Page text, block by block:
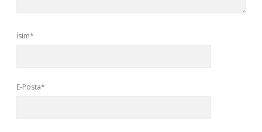
İsim*
E-Posta*